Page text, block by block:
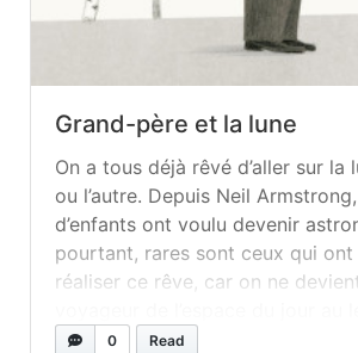
Grand-père et la lune
On a tous déjà rêvé d’aller sur la
ou l’autre. Depuis Neil
d’enfants ont voulu devenir
pourtant, rares sont ceux qui ont
réaliser ce rêve, car on ne
moins de remporter le
0 Read